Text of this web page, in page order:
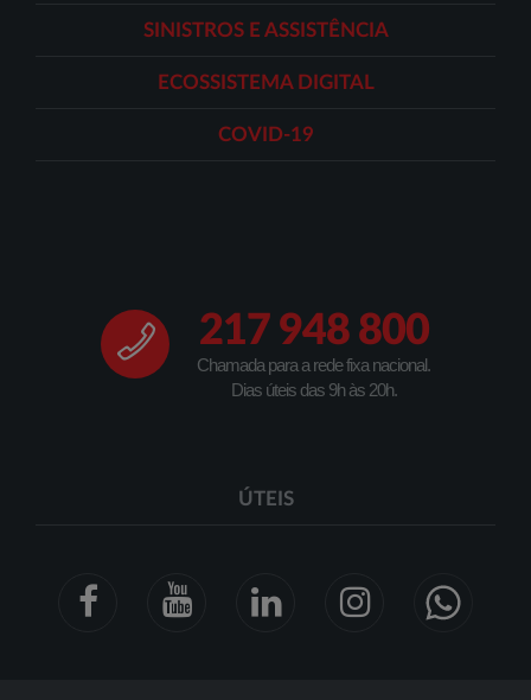
SINISTROS E ASSISTÊNCIA
ECOSSISTEMA DIGITAL
COVID-19
217 948 800
Chamada para a rede fixa nacional.
Dias úteis das 9h às 20h.
ÚTEIS